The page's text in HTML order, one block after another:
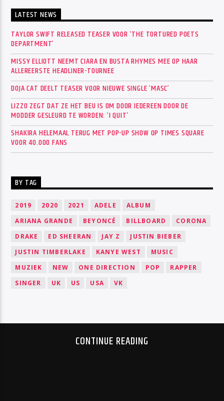
LATEST NEWS
TAYLOR SWIFT RELEASED TEASER VOOR ‘THE TORTURED POETS
DEPARTMENT’
MISSY ELLIOTT NEEMT CIARA EN BUSTA RHYMES MEE OP HAAR
ALLEREERSTE HEADLINER-TOURNEE
DOJA CAT DEELT TEASER VOOR NIEUWE SINGLE ‘MASC’
LIZZO ZEGT DAT ZE HET BEU IS OM DOOR IEDEREEN DOOR DE
MODDER GESLEURD TE WORDEN: ‘I QUIT’
SHAKIRA HELEMAAL TERUG MET POP-UP SHOW OP TIMES SQUARE
VOOR 40.000 FANS
BY TAG
2019 2020 2021 ADELE
ALBUM
ARIANA GRANDE
BEYONCÉ BILLBOARD
CORONA
DRAKE
ED SHEERAN JAY Z
JUSTIN BIEBER
JUSTIN TIMBERLAKE
KANYE WEST
MUSIC
MUZIEK
NEW ONE DIRECTION POP
RAPPER
SINGER
UK US USA VK
CONTINUE READING